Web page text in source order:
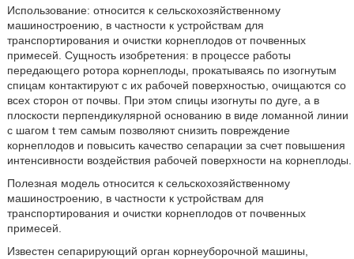
Использование: относится к сельскохозяйственному
машиностроению, в частности к устройствам для
транспортирования и очистки корнеплодов от почвенных
примесей. Сущность изобретения: в процессе работы
передающего ротора корнеплоды, прокатываясь по изогнутым
спицам контактируют с их рабочей поверхностью, очищаются со
всех сторон от почвы. При этом спицы изогнуты по дуге, а в
плоскости перпендикулярной основанию в виде ломанной линии
с шагом t тем самым позволяют снизить повреждение
корнеплодов и повысить качество сепарации за счет повышения
интенсивности воздействия рабочей поверхности на корнеплоды.
Полезная модель относится к сельскохозяйственному
машиностроению, в частности к устройствам для
транспортирования и очистки корнеплодов от почвенных
примесей.
Известен сепарирующий орган корнеуборочной машины,